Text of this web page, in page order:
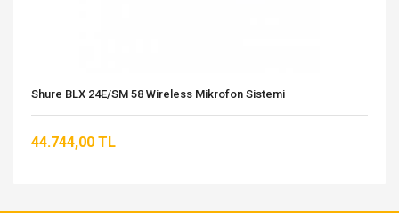
Shure BLX 24E/SM 58 Wireless Mikrofon Sistemi
44.744,00 TL